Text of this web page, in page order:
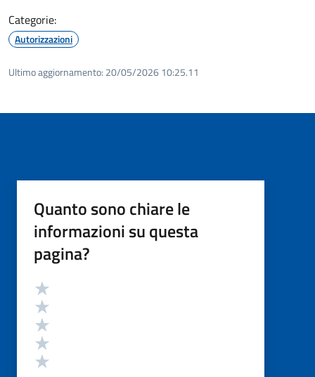
Categorie:
Autorizzazioni
Ultimo aggiornamento: 20/05/2026 10:25.11
Quanto sono chiare le
informazioni su questa
pagina?
Valutazione